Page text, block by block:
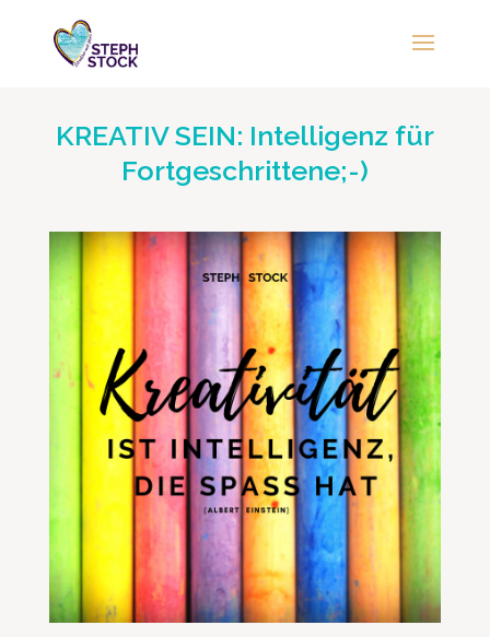
KREATIV SEIN: Intelligenz für
Fortgeschrittene;-)